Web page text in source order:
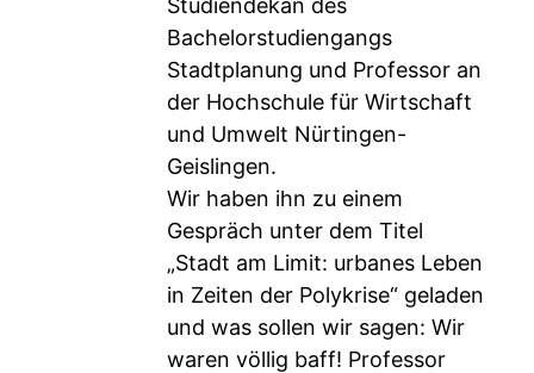
Studiendekan des
Bachelorstudiengangs
Stadtplanung und Professor an
der Hochschule für Wirtschaft
und Umwelt Nürtingen-
Geislingen.
Wir haben ihn zu einem
Gespräch unter dem Titel
„Stadt am Limit: urbanes Leben
in Zeiten der Polykrise“ geladen
und was sollen wir sagen: Wir
waren völlig baff! Professor